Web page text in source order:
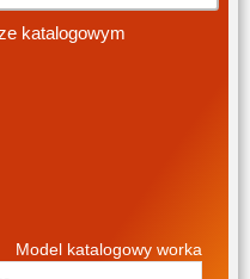
katalogowym
Model katalogowy worka